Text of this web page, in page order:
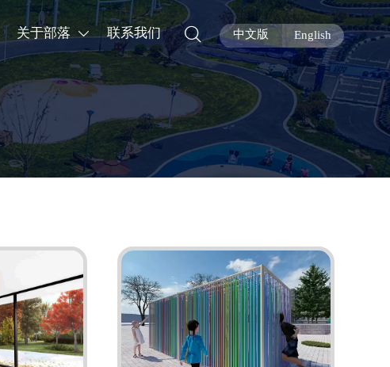
关于部落  联系我们  中文版 English